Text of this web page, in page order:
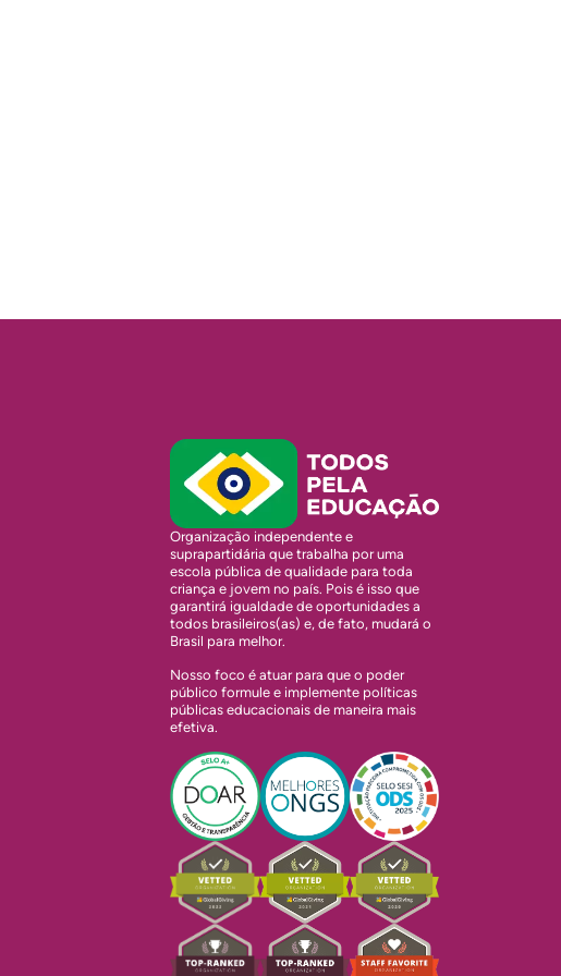
Organização independente e
suprapartidária que trabalha por uma
escola pública de qualidade para toda
criança e jovem no país. Pois é isso que
garantirá igualdade de oportunidades a
todos brasileiros(as) e, de fato, mudará o
Brasil para melhor.
Nosso foco é atuar para que o poder
público formule e implemente políticas
públicas educacionais de maneira mais
efetiva.